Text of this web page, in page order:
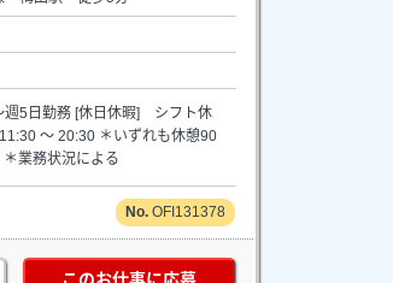
5日勤務 [休日休暇] シフト休
～ 20:30 ＊いずれも休憩90
業務状況による
OFI131378
このお仕事に応募